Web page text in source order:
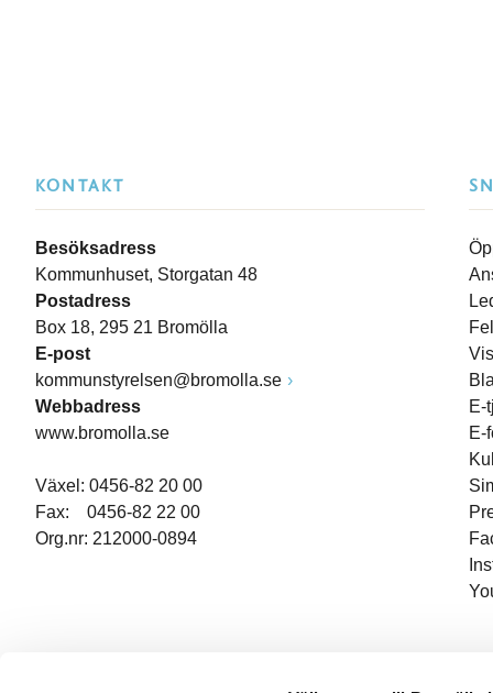
KONTAKT
Besöksadress
Kommunhuset, Storgatan 48
Postadress
Box 18, 295 21 Bromölla
E-post
kommunstyrelsen@bromolla.se
Webbadress
www.bromolla.se
Växel: 0456-82 20 00
Fax: 0456-82 22 00
Org.nr: 212000-0894
E-
E-